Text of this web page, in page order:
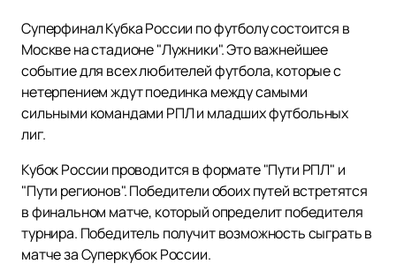
Суперфинал Кубка России по футболу состоится в
Москве на стадионе "Лужники". Это важнейшее
событие для всех любителей футбола, которые с
нетерпением ждут поединка между самыми
сильными командами РПЛ и младших футбольных
лиг.
Кубок России проводится в формате "Пути РПЛ" и
"Пути регионов". Победители обоих путей встретятся
в финальном матче, который определит победителя
турнира. Победитель получит возможность сыграть в
матче за Суперкубок России.